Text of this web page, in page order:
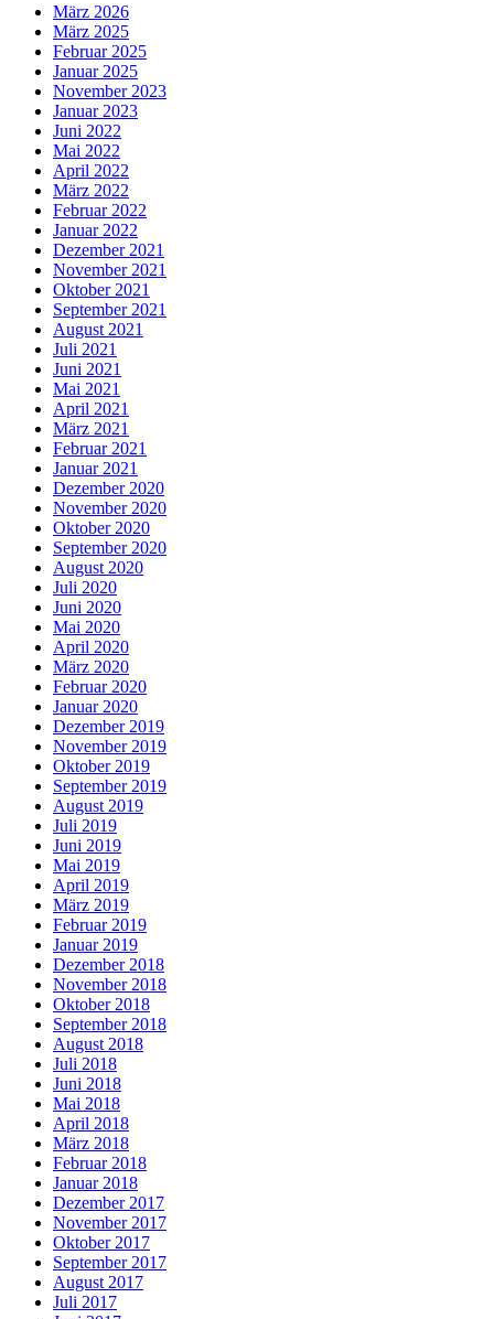
März 2026
März 2025
Februar 2025
Januar 2025
November 2023
Januar 2023
Juni 2022
Mai 2022
April 2022
März 2022
Februar 2022
Januar 2022
Dezember 2021
November 2021
Oktober 2021
September 2021
August 2021
Juli 2021
Juni 2021
Mai 2021
April 2021
März 2021
Februar 2021
Januar 2021
Dezember 2020
November 2020
Oktober 2020
September 2020
August 2020
Juli 2020
Juni 2020
Mai 2020
April 2020
März 2020
Februar 2020
Januar 2020
Dezember 2019
November 2019
Oktober 2019
September 2019
August 2019
Juli 2019
Juni 2019
Mai 2019
April 2019
März 2019
Februar 2019
Januar 2019
Dezember 2018
November 2018
Oktober 2018
September 2018
August 2018
Juli 2018
Juni 2018
Mai 2018
April 2018
März 2018
Februar 2018
Januar 2018
Dezember 2017
November 2017
Oktober 2017
September 2017
August 2017
Juli 2017